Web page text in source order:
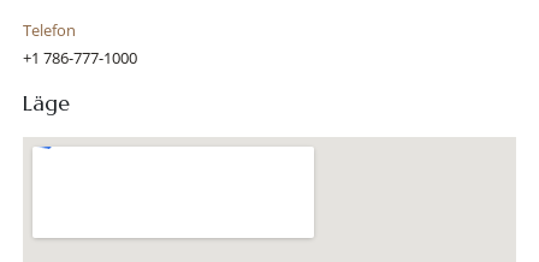
Telefon
+1 786-777-1000
Läge